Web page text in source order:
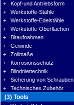
+ Kopf-und Antriebsform
+ Werkstoffe-Stähle
+ Werkstoffe-Edelstähle
+ Werkstoffe-Oberflächen
+ Bitaufnahmen
+ Gewinde
+ Zollmaße
+ Korrosionsschutz
+ Blindniettechnik
+ Sicherung von Schrauben
+ Technisches Zubehör
(3) Tools